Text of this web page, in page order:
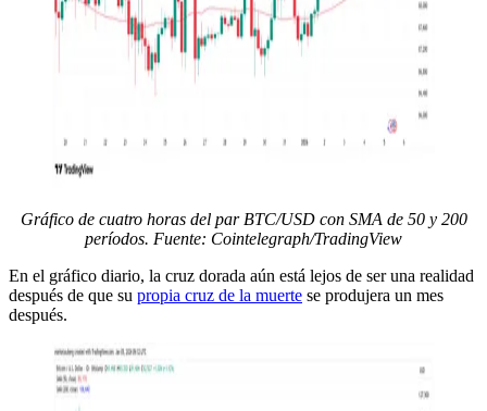
Gráfico de cuatro horas del par BTC/USD con SMA de 50 y 200
períodos. Fuente: Cointelegraph/TradingView
En el gráfico diario, la cruz dorada aún está lejos de ser una realidad
después de que su propia cruz de la muerte se produjera un mes
después.